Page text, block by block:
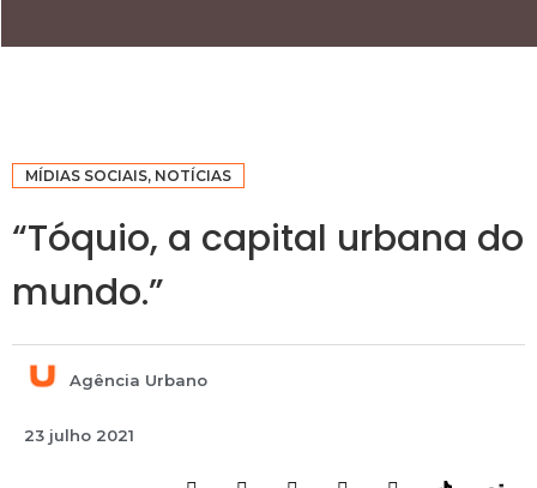
MÍDIAS SOCIAIS, NOTÍCIAS
“Tóquio, a capital urbana do
mundo.”
Agência Urbano
23 julho 2021